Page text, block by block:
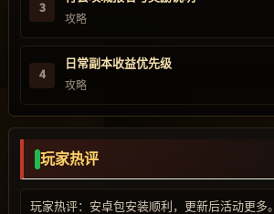
3
攻略
4
日常副本收益优先级
攻略
玩家热评
玩家热评：安卓包安装顺利，更新后活动更多。